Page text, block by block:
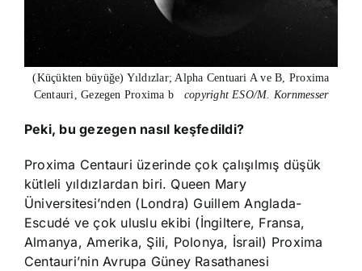
(Küçükten büyüğe) Yıldızlar; Alpha Centuari A ve B, Proxima
Centauri, Gezegen Proxima b copyright ESO/M. Kornmesser
Peki, bu gezegen nasıl keşfedildi?
Proxima Centauri üzerinde çok çalışılmış düşük
kütleli yıldızlardan biri. Queen Mary
Üniversitesi’nden (Londra) Guillem Anglada-
Escudé ve çok uluslu ekibi (İngiltere, Fransa,
Almanya, Amerika, Şili, Polonya, İsrail) Proxima
Centauri’nin Avrupa Güney Rasathanesi